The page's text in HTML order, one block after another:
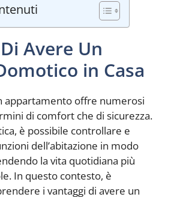
Avere Un
in Casa
appartamento offre numerosi
di comfort che di sicurezza.
è possibile controllare e
dell’abitazione in modo
la vita quotidiana più
In questo contesto, è
i vantaggi di avere un